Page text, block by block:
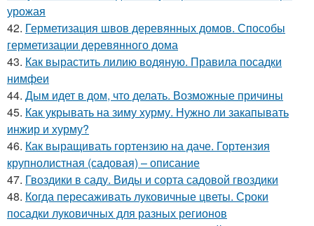
урожая
42. Герметизация швов деревянных домов. Способы
герметизации деревянного дома
43. Как вырастить лилию водяную. Правила посадки
нимфеи
44. Дым идет в дом, что делать. Возможные причины
45. Как укрывать на зиму хурму. Нужно ли закапывать
инжир и хурму?
46. Как выращивать гортензию на даче. Гортензия
крупнолистная (садовая) – описание
47. Гвоздики в саду. Виды и сорта садовой гвоздики
48. Когда пересаживать луковичные цветы. Сроки
посадки луковичных для разных регионов